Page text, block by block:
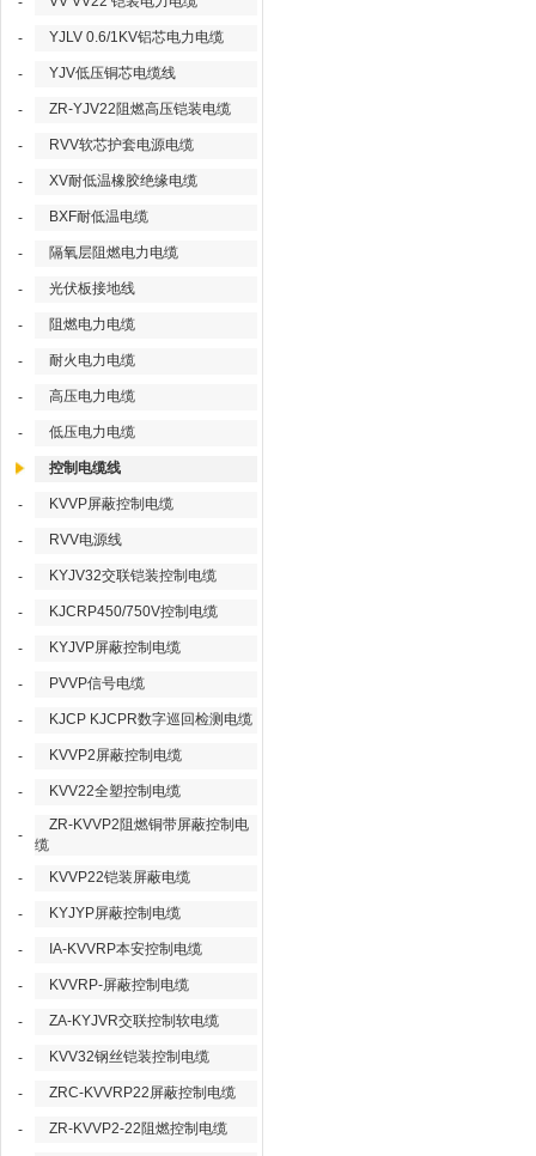
- YJLV 0.6/1KV铝芯电力电缆
- YJV低压铜芯电缆线
- ZR-YJV22阻燃高压铠装电缆
- RVV软芯护套电源电缆
- XV耐低温橡胶绝缘电缆
- BXF耐低温电缆
- 隔氧层阻燃电力电缆
- 光伏板接地线
- 阻燃电力电缆
- 耐火电力电缆
- 高压电力电缆
- 低压电力电缆
控制电缆线
- KVVP屏蔽控制电缆
- RVV电源线
- KYJV32交联铠装控制电缆
- KJCRP450/750V控制电缆
- KYJVP屏蔽控制电缆
- PVVP信号电缆
- KJCP KJCPR数字巡回检测电缆
- KVVP2屏蔽控制电缆
- KVV22全塑控制电缆
-
ZR-KVVP2阻燃铜带屏蔽控制电
缆
-
KVVP22铠装屏蔽电缆
- KYJYP屏蔽控制电缆
- IA-KVVRP本安控制电缆
- KVVRP-屏蔽控制电缆
- ZA-KYJVR交联控制软电缆
- KVV32钢丝铠装控制电缆
- ZRC-KVVRP22屏蔽控制电缆
- ZR-KVVP2-22阻燃控制电缆